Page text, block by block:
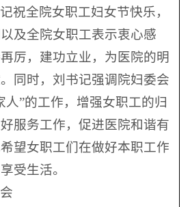
祝全院女职工妇女节快乐，
及全院女职工表示衷心感
厉，建功立业，为医院的明
同时，刘书记强调院妇委会
人”的工作，增强女职工的归
服务工作，促进医院和谐有
望女职工们在做好本职工作
受生活。